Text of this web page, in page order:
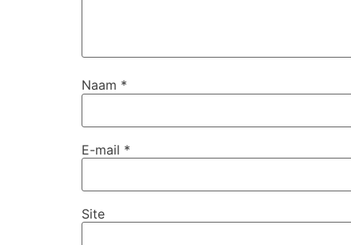
Naam *
E-mail *
Site